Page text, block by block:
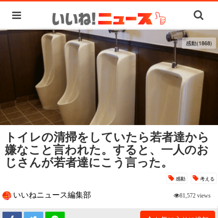
感動(1868)
トイレの清掃をしていたら若者達から
嫌なこと言われた。すると、一人のお
じさんが若者達にこう言った。
感動 考える
いいねニュース編集部 81,572 views